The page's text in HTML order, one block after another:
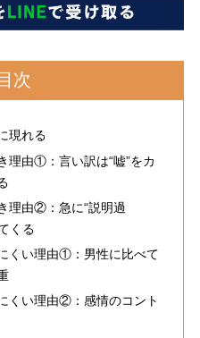
目次
現れる
理由①：言い訳は“嘘”をカ
理由②：急に“説明過
くる
くい理由①：男性に比べて
くい理由②：感情のコント